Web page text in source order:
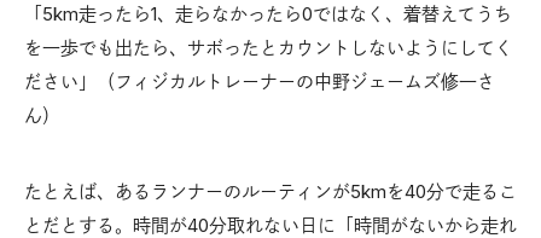
「5km走ったら1、走らなかったら0ではなく、着替えてうち
を一歩でも出たら、サボったとカウントしないようにしてく
ださい」（フィジカルトレーナーの中野ジェームズ修一さ
ん）
たとえば、あるランナーのルーティンが5kmを40分で走るこ
とだとする。時間が40分取れない日に「時間がないから走れ